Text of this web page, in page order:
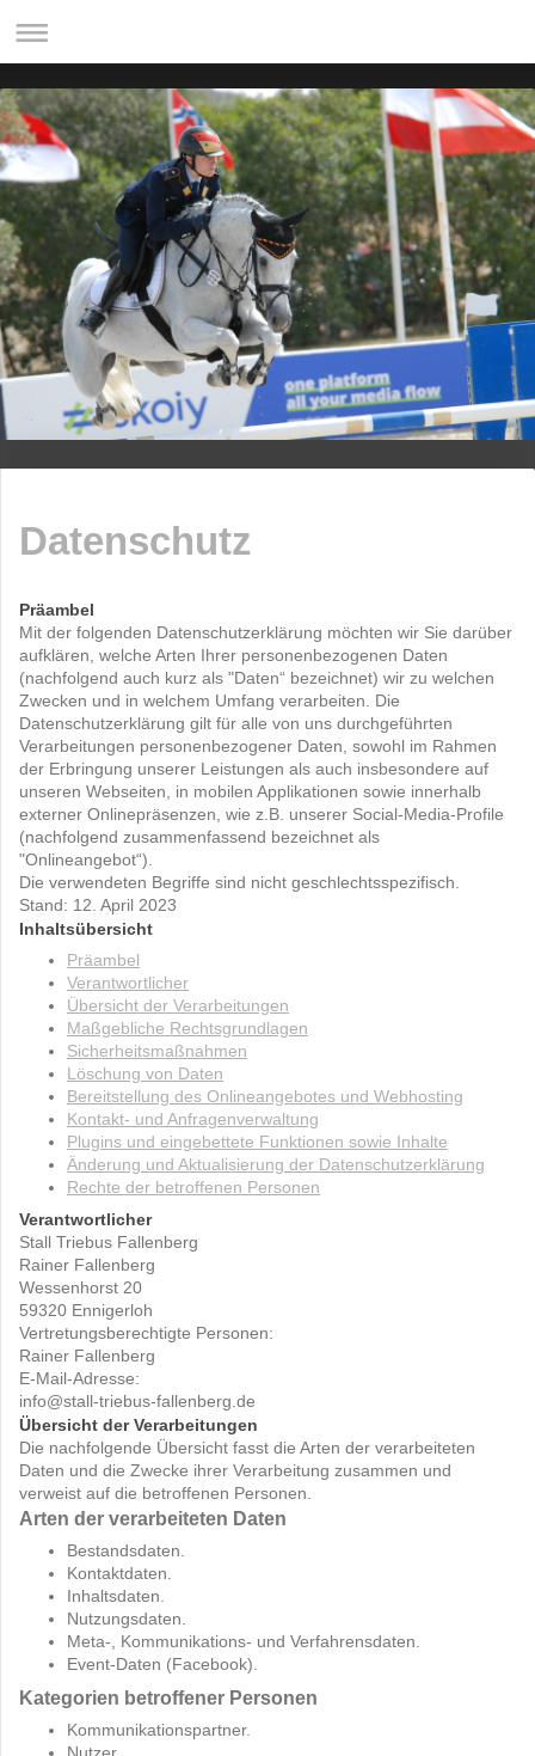
Datenschutz
Präambel
Mit der folgenden Datenschutzerklärung möchten wir Sie darüber
aufklären, welche Arten Ihrer personenbezogenen Daten
(nachfolgend auch kurz als "Daten“ bezeichnet) wir zu welchen
Zwecken und in welchem Umfang verarbeiten. Die
Datenschutzerklärung gilt für alle von uns durchgeführten
Verarbeitungen personenbezogener Daten, sowohl im Rahmen
der Erbringung unserer Leistungen als auch insbesondere auf
unseren Webseiten, in mobilen Applikationen sowie innerhalb
externer Onlinepräsenzen, wie z.B. unserer Social-Media-Profile
(nachfolgend zusammenfassend bezeichnet als
"Onlineangebot“).
Die verwendeten Begriffe sind nicht geschlechtsspezifisch.
Stand: 12. April 2023
Inhaltsübersicht
Präambel
Verantwortlicher
Übersicht der Verarbeitungen
Maßgebliche Rechtsgrundlagen
Sicherheitsmaßnahmen
Löschung von Daten
Bereitstellung des Onlineangebotes und Webhosting
Kontakt- und Anfragenverwaltung
Plugins und eingebettete Funktionen sowie Inhalte
Änderung und Aktualisierung der Datenschutzerklärung
Rechte der betroffenen Personen
Verantwortlicher
Stall Triebus Fallenberg
Rainer Fallenberg
Wessenhorst 20
59320 Ennigerloh
Vertretungsberechtigte Personen:
Rainer Fallenberg
E-Mail-Adresse:
info@stall-triebus-fallenberg.de
Übersicht der Verarbeitungen
Die nachfolgende Übersicht fasst die Arten der verarbeiteten
Daten und die Zwecke ihrer Verarbeitung zusammen und
verweist auf die betroffenen Personen.
Arten der verarbeiteten Daten
Bestandsdaten.
Kontaktdaten.
Inhaltsdaten.
Nutzungsdaten.
Meta-, Kommunikations- und Verfahrensdaten.
Event-Daten (Facebook).
Kategorien betroffener Personen
Kommunikationspartner.